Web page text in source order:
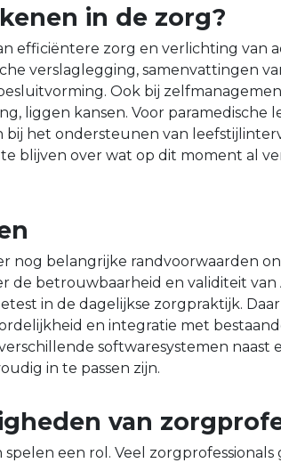
in de zorg?
efficiëntere zorg en verlichting van
verslaglegging, samenvattingen
Ook bij
liggen kansen. Voor paramedische
het ondersteunen van
blijven over wat op dit moment al
nog belangrijke randvoorwaarden
de betrouwbaarheid en validiteit van
in de dagelijkse zorgpraktijk.
en integratie met
softwaresystemen naast
in te passen zijn.
van
een rol. Veel zorgprofessionals